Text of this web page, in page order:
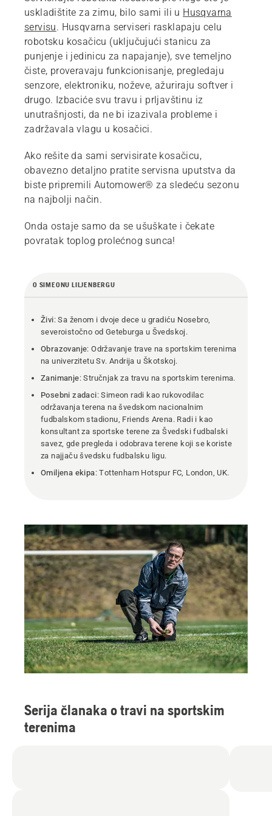
uskladištite za zimu, bilo sami ili u Husqvarna
servisu. Husqvarna serviseri rasklapaju celu
robotsku kosačicu (uključujući stanicu za
punjenje i jedinicu za napajanje), sve temeljno
čiste, proveravaju funkcionisanje, pregledaju
senzore, elektroniku, noževe, ažuriraju softver i
drugo. Izbaciće svu travu i prljavštinu iz
unutrašnjosti, da ne bi izazivala probleme i
zadržavala vlagu u kosačici.
Ako rešite da sami servisirate kosačicu,
obavezno detaljno pratite servisna uputstva da
biste pripremili Automower® za sledeću sezonu
na najbolji način.
Onda ostaje samo da se ušuškate i čekate
povratak toplog prolećnog sunca!
O SIMEONU LILJENBERGU
Živi: Sa ženom i dvoje dece u gradiću Nosebro,
severoistočno od Geteburga u Švedskoj.
Obrazovanje: Održavanje trave na sportskim terenima
na univerzitetu Sv. Andrija u Škotskoj.
Zanimanje: Stručnjak za travu na sportskim terenima.
Posebni zadaci: Simeon radi kao rukovodilac
održavanja terena na švedskom nacionalnim
fudbalskom stadionu, Friends Arena. Radi i kao
konsultant za sportske terene za Švedski fudbalski
savez, gde pregleda i odobrava terene koji se koriste
za najjaču švedsku fudbalsku ligu.
Omiljena ekipa: Tottenham Hotspur FC, London, UK.
Serija članaka o travi na sportskim
terenima